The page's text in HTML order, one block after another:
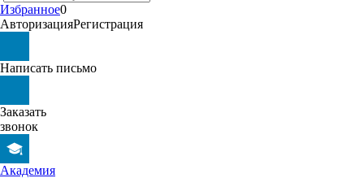
Избранное0
АвторизацияРегистрация
Написать письмо
Заказать
звонок
Академия